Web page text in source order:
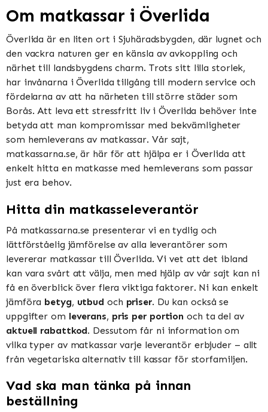
Om matkassar i Överlida
Överlida är en liten ort i Sjuhäradsbygden, där lugnet och
den vackra naturen ger en känsla av avkoppling och
närhet till landsbygdens charm. Trots sitt lilla storlek,
har invånarna i Överlida tillgång till modern service och
fördelarna av att ha närheten till större städer som
Borås. Att leva ett stressfritt liv i Överlida behöver inte
betyda att man kompromissar med bekvämligheter
som hemleverans av matkassar. Vår sajt,
matkassarna.se, är här för att hjälpa er i Överlida att
enkelt hitta en matkasse med hemleverans som passar
just era behov.
Hitta din matkasseleverantör
På matkassarna.se presenterar vi en tydlig och
lättförståelig jämförelse av alla leverantörer som
levererar matkassar till Överlida. Vi vet att det ibland
kan vara svårt att välja, men med hjälp av vår sajt kan ni
få en överblick över flera viktiga faktorer. Ni kan enkelt
jämföra betyg, utbud och priser. Du kan också se
uppgifter om leverans, pris per portion och ta del av
aktuell rabattkod. Dessutom får ni information om
vilka typer av matkassar varje leverantör erbjuder – allt
från vegetariska alternativ till kassar för storfamiljen.
Vad ska man tänka på innan
beställning